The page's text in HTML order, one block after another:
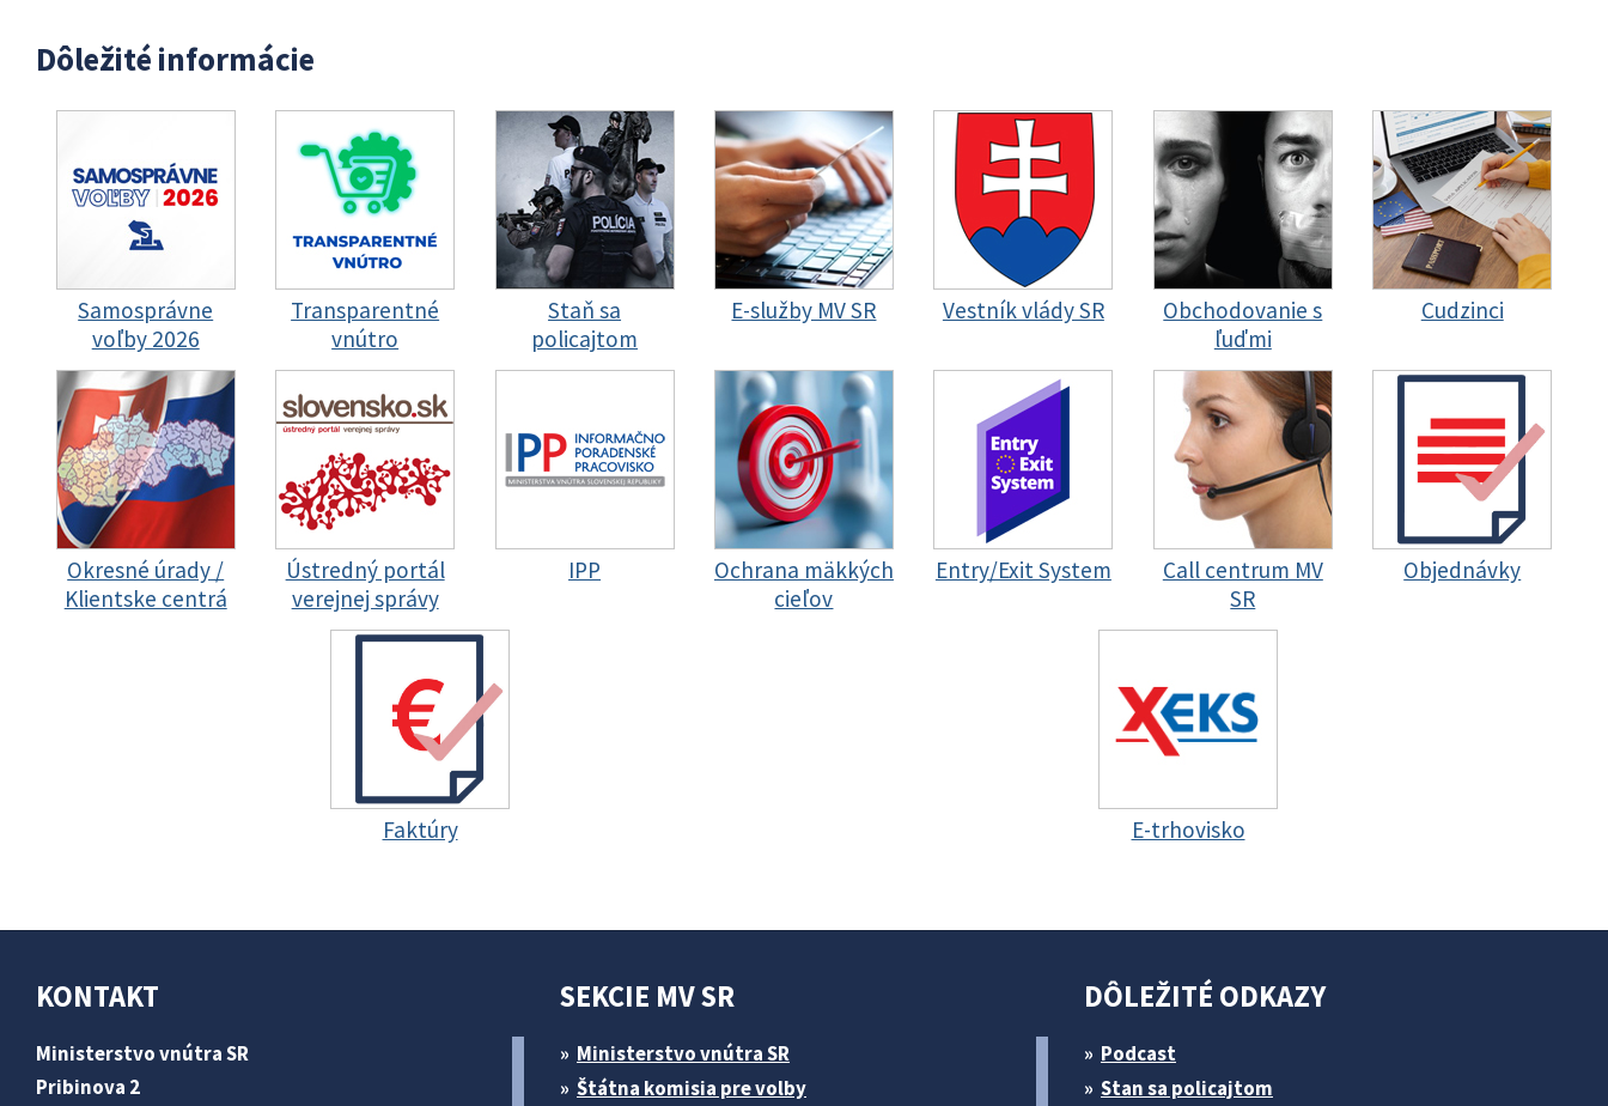
Dôležité informácie
Samosprávne
voľby 2026
Transparentné
vnútro
Staň sa
policajtom
E-služby MV SR Vestník vlády SR
Obchodovanie s
ľuďmi
Cudzinci
Okresné úrady /
Klientske centrá
Ústredný portál
verejnej správy
IPP
Ochrana mäkkých
cieľov
Entry/Exit System
Call centrum MV
SR
Objednávky
Faktúry E-trhovisko
KONTAKT
Ministerstvo vnútra SR
Pribinova 2
SEKCIE MV SR
Ministerstvo vnútra SR
Štátna komisia pre volby
DÔLEŽITÉ ODKAZY
Podcast
Stan sa policajtom